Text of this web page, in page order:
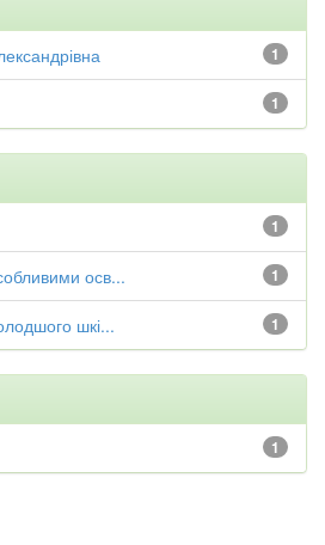
1
1
1
1
осв...
1
шкі...
1